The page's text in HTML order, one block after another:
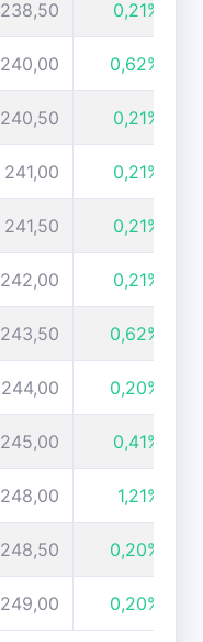
238,50 0,21%
240,00 0,62%
240,50 0,21%
241,00 0,21%
241,50 0,21%
242,00 0,21%
243,50 0,62%
244,00 0,20%
245,00 0,41%
248,00 1,21%
248,50 0,20%
249,00 0,20%